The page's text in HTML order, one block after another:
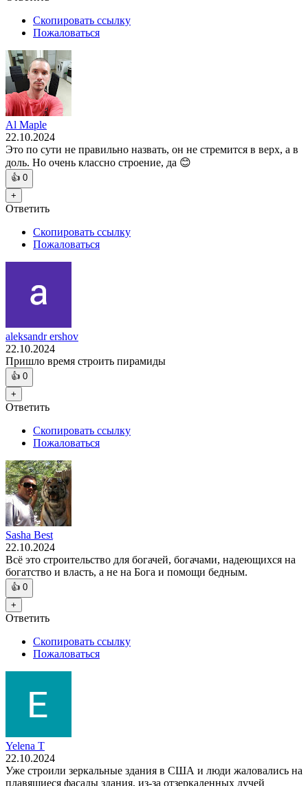
Скопировать ссылку
Пожаловаться
Al Maple
22.10.2024
Это по сути не правильно назвать, он не стремится в верх, а в
доль. Но очень классно строение, да 😊
👍 0
+
Ответить
Скопировать ссылку
Пожаловаться
aleksandr ershov
22.10.2024
Пришло время строить пирамиды
👍 0
+
Ответить
Скопировать ссылку
Пожаловаться
Sasha Best
22.10.2024
Всё это строительство для богачей, богачами, надеющихся на
богатство и власть, а не на Бога и помощи бедным.
👍 0
+
Ответить
Скопировать ссылку
Пожаловаться
Yelena T
22.10.2024
Уже строили зеркальные здания в США и люди жаловались на
плавящиеся фасады здания, из-за отзеркаленных лучей